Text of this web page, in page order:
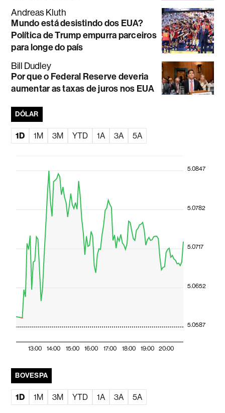
Andreas Kluth
Mundo está desistindo dos EUA?
Política de Trump empurra parceiros
para longe do país
Bill Dudley
Por que o Federal Reserve deveria
aumentar as taxas de juros nos EUA
DÓLAR
1D 1M 3M YTD 1A 3A 5A
13:00 14:00 15:00 16:00 17:00 18:00 19:00 20:00
5.0587
5.0652
5.0717
5.0782
5.0847
BOVESPA
1D 1M 3M YTD 1A 3A 5A